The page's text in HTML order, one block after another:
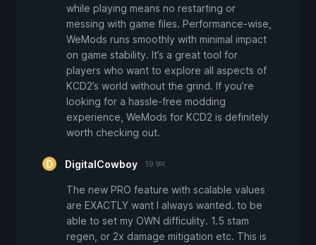
while playing means no restarting or
messing with game files. Performance-wise,
WeMods runs smoothly with minimal impact
on game stability. It’s a great tool for
players who want to explore all aspects of
KCD2’s world without the grind. If you’re
looking for a hassle-free modding
experience, WeMods for KCD2 is definitely
worth checking out.
DigitalCowboy 19 फ़र.
The new PRO feature with scalable values
are EXACTLY want I always wanted. to be
able to set my OWN difficulity. 1.5 stam
regen, or 2x damage mitigation etc. This is